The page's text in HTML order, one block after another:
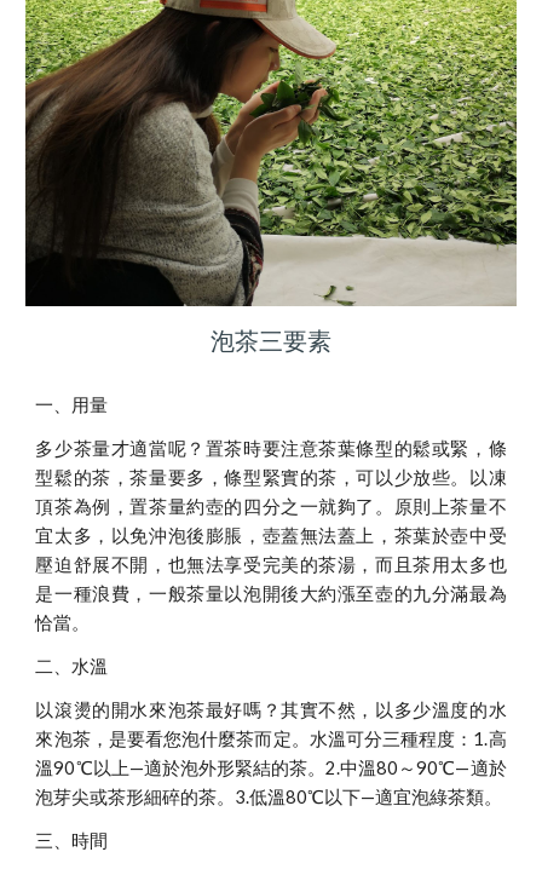
泡茶三要素
一、用量
多少茶量才適當呢？置茶時要注意茶葉條型的鬆或緊，條
型鬆的茶，茶量要多，條型緊實的茶，可以少放些。以凍
頂茶為例，置茶量約壺的四分之一就夠了。原則上茶量不
宜太多，以免沖泡後膨脹，壺蓋無法蓋上，茶葉於壺中受
壓迫舒展不開，也無法享受完美的茶湯，而且茶用太多也
是一種浪費，一般茶量以泡開後大約漲至壺的九分滿最為
恰當。
二、水溫
以滾燙的開水來泡茶最好嗎？其實不然，以多少溫度的水
來泡茶，是要看您泡什麼茶而定。水溫可分三種程度：1.高
溫90℃以上—適於泡外形緊結的茶。2.中溫80～90℃—適於
泡芽尖或茶形細碎的茶。3.低溫80℃以下—適宜泡綠茶類。
三、時間